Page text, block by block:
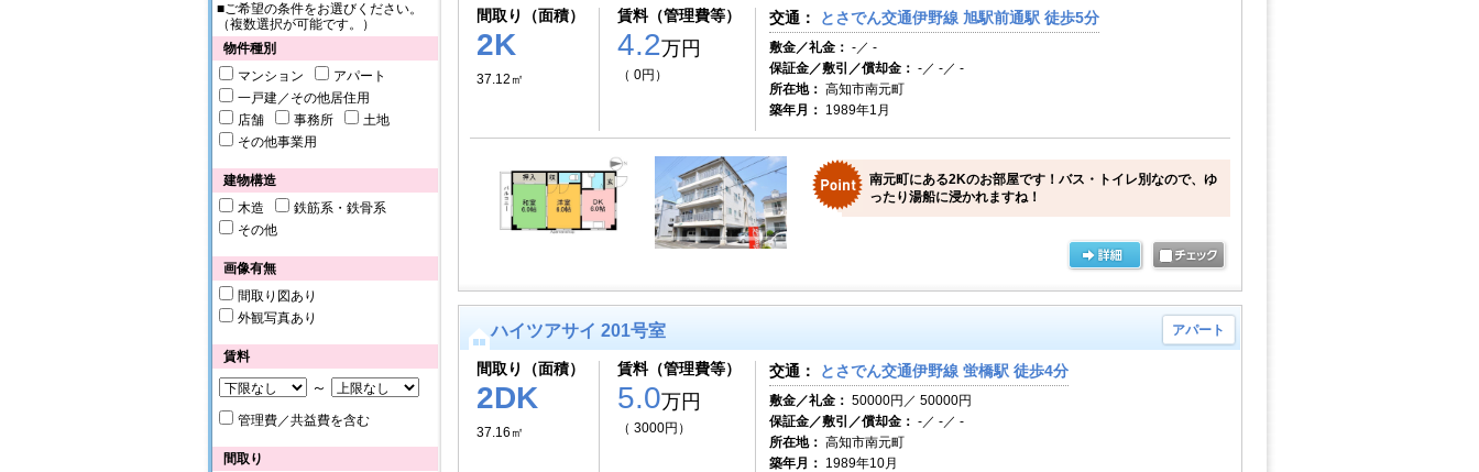
■ご希望の条件をお選びください。
（複数選択が可能です。）
物件種別
マンション
アパート
一戸建／その他居住用
店舗
事務所
土地
その他事業用
建物構造
木造
鉄筋系・鉄骨系
その他
画像有無
間取り図あり
外観写真あり
賃料
～
管理費／共益費を含む
間取り
間取り（面積）
2K
37.12㎡
賃料（管理費等）
4.2万円
（ 0円）
交通： とさでん交通伊野線 旭駅前通駅 徒歩5分
敷金／礼金： -／ -
保証金／敷引／償却金： -／ -／ -
所在地： 高知市南元町
築年月： 1989年1月
南元町にある2Kのお部屋です！バス・トイレ別なので、ゆ
ったり湯船に浸かれますね！
ハイツアサイ 201号室 アパート
間取り（面積）
2DK
37.16㎡
賃料（管理費等）
5.0万円
（ 3000円）
交通： とさでん交通伊野線 蛍橋駅 徒歩4分
敷金／礼金： 50000円／ 50000円
保証金／敷引／償却金： -／ -／ -
所在地： 高知市南元町
築年月： 1989年10月